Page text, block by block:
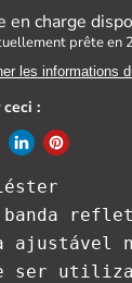
en charge
prête en
les informations
:
banda
ser